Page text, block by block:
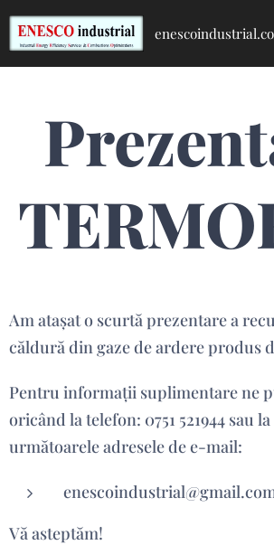
Am atașat o scurtă prezentare a
căldură din gaze de ardere produs
Pentru informații suplimentare ne
oricând la telefon: 0751 521944 sau
următoarele adresele de e-mail:
Vă asteptăm!